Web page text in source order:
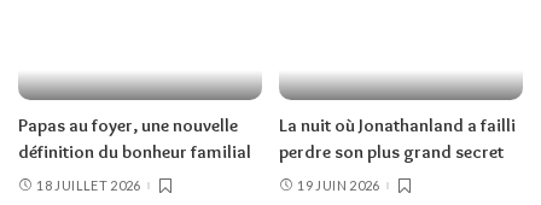
Papas au foyer, une nouvelle
définition du bonheur familial
18 JUILLET 2026
La nuit où Jonathanland a failli
perdre son plus grand secret
19 JUIN 2026